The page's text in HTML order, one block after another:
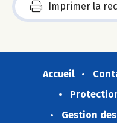
Imprimer la
Accueil
Gestion